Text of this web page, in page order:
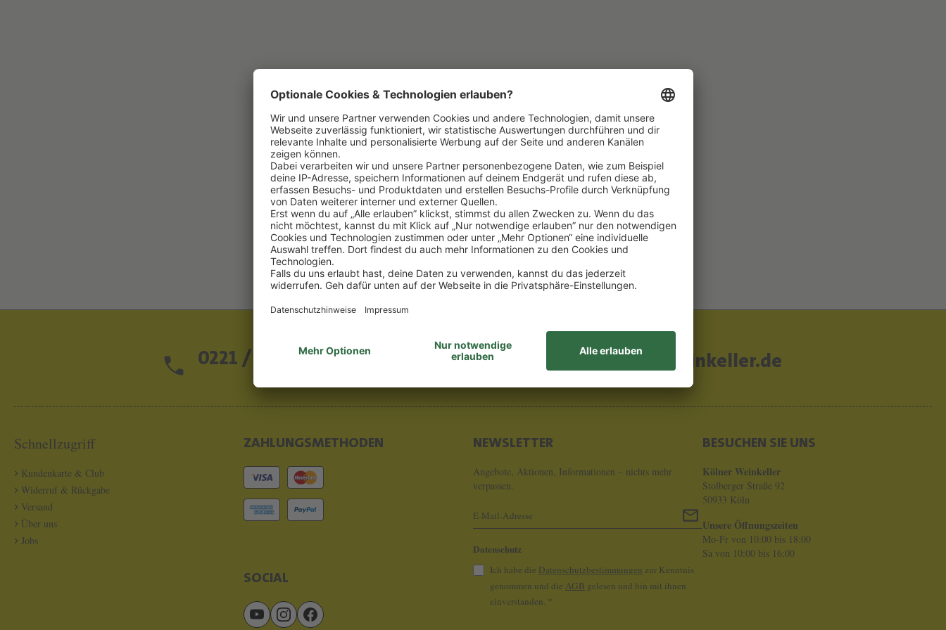
0221 / 13 97 28 - 0 info@koelner-weinkeller.de
Schnellzugriff
Kundenkarte & Club
Widerruf & Rückgabe
Versand
Über uns
Jobs
ZAHLUNGSMETHODEN
SOCIAL
NEWSLETTER
Angebote, Aktionen, Informationen – nichts mehr
verpassen.
Datenschutz
Ich habe die Datenschutzbestimmungen zur Kenntnis
genommen und die AGB gelesen und bin mit ihnen
einverstanden. *
BESUCHEN SIE UNS
Kölner Weinkeller
Stolberger Straße 92
50933 Köln
Unsere Öffnungszeiten
Mo-Fr von 10:00 bis 18:00
Sa von 10:00 bis 16:00